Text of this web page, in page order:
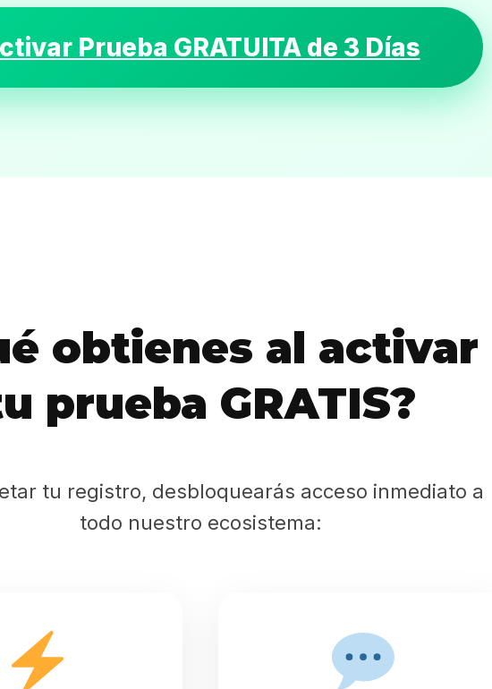
Sabritas
Casting
Prueba GRATUITA de 3 Días
obtienes al activar
prueba GRATIS?
tu registro, desbloquearás acceso inmediato a
todo nuestro ecosistema: